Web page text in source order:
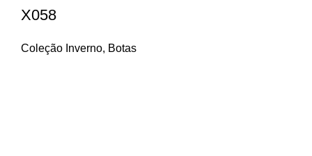
X058
Coleção Inverno, Botas